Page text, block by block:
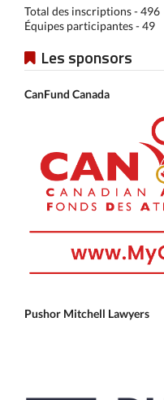
Total des inscriptions - 496
Équipes participantes - 49
Les sponsors
CanFund Canada
Pushor Mitchell Lawyers